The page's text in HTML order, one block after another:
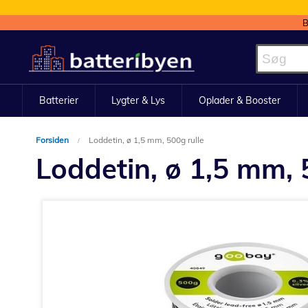
to
Content
Batterier Lygter & Lys Oplader & Booster
Forsiden Loddetin, ø 1,5 mm, 500g rulle
Loddetin, ø 1,5 mm,